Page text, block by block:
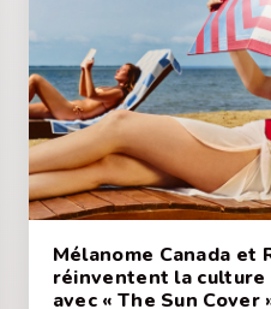
Mélanome Canada et
réinventent la
avec « The Sun